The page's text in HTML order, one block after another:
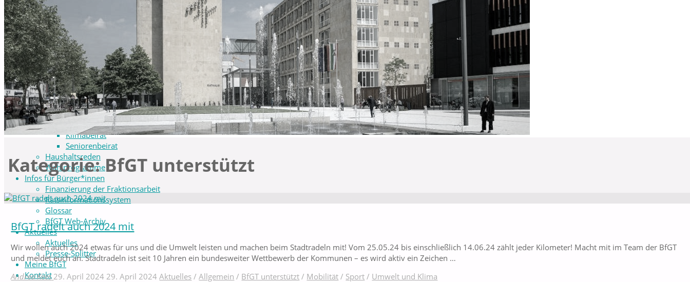
Jugendhilfeausschuss
Mobilitätsausschuss
Rechnungsprüfungsausschuss
Sportausschuss
Wahlausschuss
Wahlprüfungsausschuss
Anträge / Fragen / Antworten
Beiräte
Behindertenbeirat
Gestaltungsbeirat
Integrationsbeirat
Jugendparlament
Klimabeirat
Seniorenbeirat
Haushaltsreden
Wahlprogramme
Infos für Bürger*innen
Finanzierung der Fraktionsarbeit
Ratsinformationssystem
Glossar
BfGT Web-Archiv
Aktuelles
Aktuelles
Presse-Splitter
Meine BfGT
Kontakt
Kategorie:BfGT unterstützt
BfGT radelt auch 2024 mit
Wir wollen auch 2024 etwas für uns und die Umwelt leisten und machen beim Stadtradeln mit! Vom 25.05.24 bis einschließlich 14.06.24 zählt jeder Kilometer! Macht mit im Team der BfGT
und meldet euch an. Stadtradeln ist seit 10 Jahren ein bundesweiter Wettbewerb der Kommunen – es wird aktiv ein Zeichen …
Andrea Kees 29. April 2024 29. April 2024 Aktuelles /Allgemein / BfGT unterstützt / Mobilität / Sport / Umwelt und Klima